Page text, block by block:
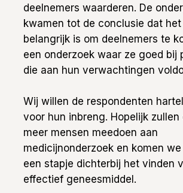
deelnemers waarderen. De
kwamen tot de conclusie dat
belangrijk is om deelnemers te
een onderzoek waar ze goed bij
die aan hun verwachtingen
Wij willen de respondenten
voor hun inbreng. Hopelijk zullen
meer mensen meedoen aan
medicijnonderzoek en komen
een stapje dichterbij het vinden
effectief geneesmiddel.